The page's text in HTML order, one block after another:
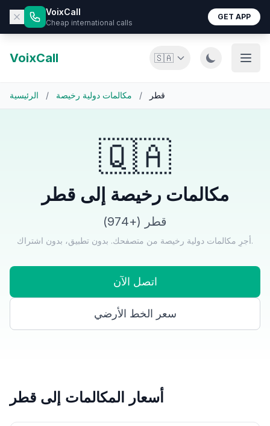
VoixCall
Cheap international calls
GET APP
VoixCall 🇸🇦
الرئيسية / مكالمات دولية رخيصة / قطر
🇶🇦
مكالمات رخيصة إلى قطر
قطر (+974)
أجرِ مكالمات دولية رخيصة من متصفحك. بدون تطبيق، بدون اشتراك.
اتصل الآن
سعر الخط الأرضي
أسعار المكالمات إلى قطر